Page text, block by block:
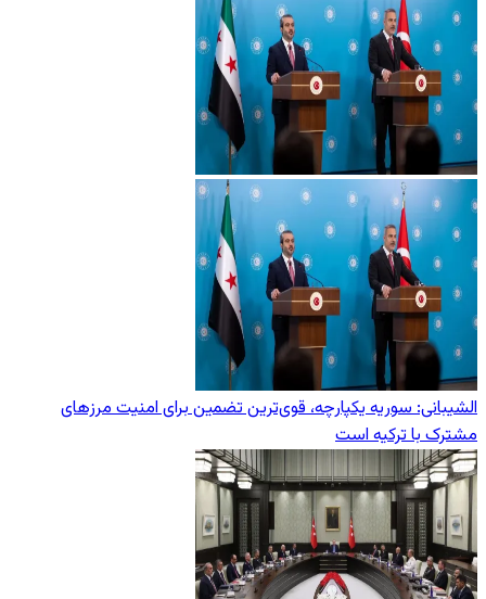
الشیبانی: سوریه یکپارچه، قوی‌ترین تضمین برای امنیت مرزهای
مشترک با ترکیه است